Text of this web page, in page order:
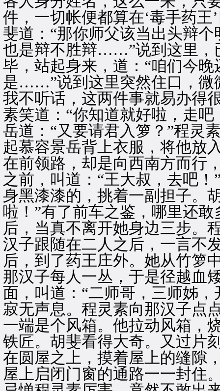
件，一切帐便都算在‘毒手药王
斐道：“那你师父该当出头辩
也是辩不胜辩……”说到这里，
毕，站起身来，道：“咱们今
是……”说到这里突然住口，微
我不听话，这两件事就易办得
素笑道：“你知道就好啦，走
岳道：“又要请君入箩？”程灵
起慕容景岳背上衣服，将他放
在前领路，却是向西南方而行
之前，叫道：“王大叔，去吧
身黑漆漆的，挑着一副担子。
啦！”有了前车之鉴，哪里还
后，当真不离开她身边三步。
汉子跟随在二人之后，一言不
后，到了药王庄外。她从竹箩
那汉子每人一丛，于是径越血
面，叫道：“二师哥，三师姊
寂无声息。程灵素向那汉子点
一端是个风箱。他拉动风箱，
铁匠。胡斐看得大奇。又过片
在圆屋之上，摸着屋上的缝隙
屋上启闭门窗的通路一一封住